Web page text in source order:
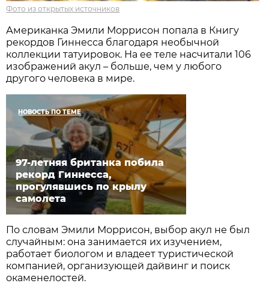
Фото из открытых источников
Американка Эмили Моррисон попала в Книгу
рекордов Гиннесса благодаря необычной
коллекции татуировок. На ее теле насчитали 106
изображений акул – больше, чем у любого
другого человека в мире.
НОВОСТЬ ПО ТЕМЕ
97-летняя британка побила
рекорд Гиннесса,
прогулявшись по крылу
самолета
По словам Эмили Моррисон, выбор акул не был
случайным: она занимается их изучением,
работает биологом и владеет туристической
компанией, организующей дайвинг и поиск
окаменелостей.